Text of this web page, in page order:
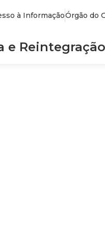
à InformaçãoÓrgão do
e